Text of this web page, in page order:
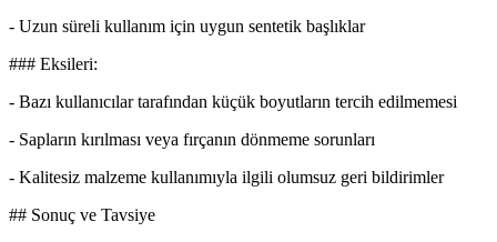
- Uzun süreli kullanım için uygun sentetik başlıklar
### Eksileri:
- Bazı kullanıcılar tarafından küçük boyutların tercih edilmemesi
- Sapların kırılması veya fırçanın dönmeme sorunları
- Kalitesiz malzeme kullanımıyla ilgili olumsuz geri bildirimler
## Sonuç ve Tavsiye